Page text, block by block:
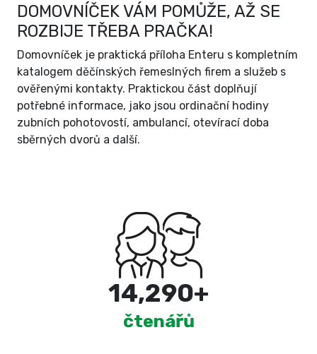
DOMOVNÍČEK VÁM POMŮŽE, AŽ SE
ROZBIJE TŘEBA PRAČKA!
Domovníček je praktická příloha Enteru s kompletním
katalogem děčínských řemeslných firem a služeb s
ověřenými kontakty. Praktickou část doplňují
potřebné informace, jako jsou ordinační hodiny
zubních pohotovostí, ambulancí, otevírací doba
sběrných dvorů a další.
15,000+
čtenářů